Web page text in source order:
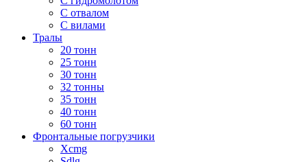
С отвалом
С вилами
Тралы
20 тонн
25 тонн
30 тонн
32 тонны
35 тонн
40 тонн
60 тонн
Фронтальные погрузчики
Xcmg